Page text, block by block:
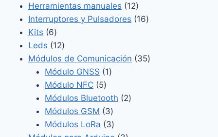
productos
Herramientas manuales 1212
productos
Interruptores y Pulsadores 1616
Kits 66
productos
Leds 1212
productos
Módulos de Comunicación 3535
Módulo GNSS 11
Módulo NFC 55
productos
Módulos Bluetooth 22
Módulos GSM 33
productos
Módulos LoRa 33